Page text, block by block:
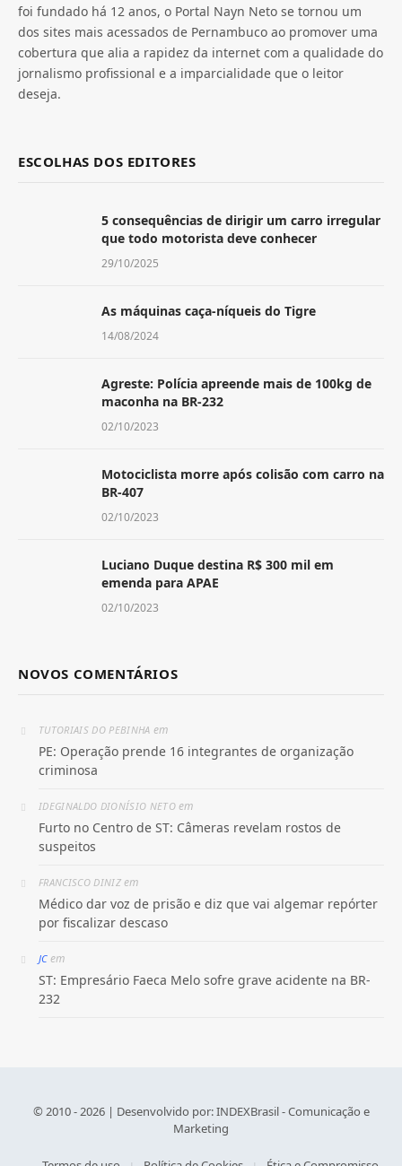
foi fundado há 12 anos, o Portal Nayn Neto se tornou um
dos sites mais acessados de Pernambuco ao promover uma
cobertura que alia a rapidez da internet com a qualidade do
jornalismo profissional e a imparcialidade que o leitor
deseja.
ESCOLHAS DOS EDITORES
5 consequências de dirigir um carro irregular
que todo motorista deve conhecer
29/10/2025
As máquinas caça-níqueis do Tigre
14/08/2024
Agreste: Polícia apreende mais de 100kg de
maconha na BR-232
02/10/2023
Motociclista morre após colisão com carro na
BR-407
02/10/2023
Luciano Duque destina R$ 300 mil em
emenda para APAE
02/10/2023
NOVOS COMENTÁRIOS
TUTORIAIS DO PEBINHA em
PE: Operação prende 16 integrantes de organização
criminosa
IDEGINALDO DIONÍSIO NETOem
Furto no Centro de ST: Câmeras revelam rostos de
suspeitos
FRANCISCO DINIZem
Médico dar voz de prisão e diz que vai algemar repórter
por fiscalizar descaso
JCem
ST: Empresário Faeca Melo sofre grave acidente na BR-
232
© 2010 - 2026 | Desenvolvido por:INDEXBrasil - Comunicação e
Marketing